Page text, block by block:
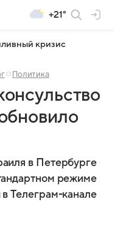
+21°
кризис
Политика
в Петербурге
режиме
Телеграм-канале